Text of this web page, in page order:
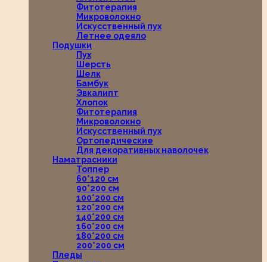
Фитотерапия
Микроволокно
Искусственный пух
Летнее одеяло
Подушки
Пух
Шерсть
Шелк
Бамбук
Эвкалипт
Хлопок
Фитотерапия
Микроволокно
Искусственный пух
Ортопедические
Для декоративных наволочек
Наматрасники
Топпер
60*120 см
90*200 см
100*200 см
120*200 см
140*200 см
160*200 см
180*200 см
200*200 см
Пледы